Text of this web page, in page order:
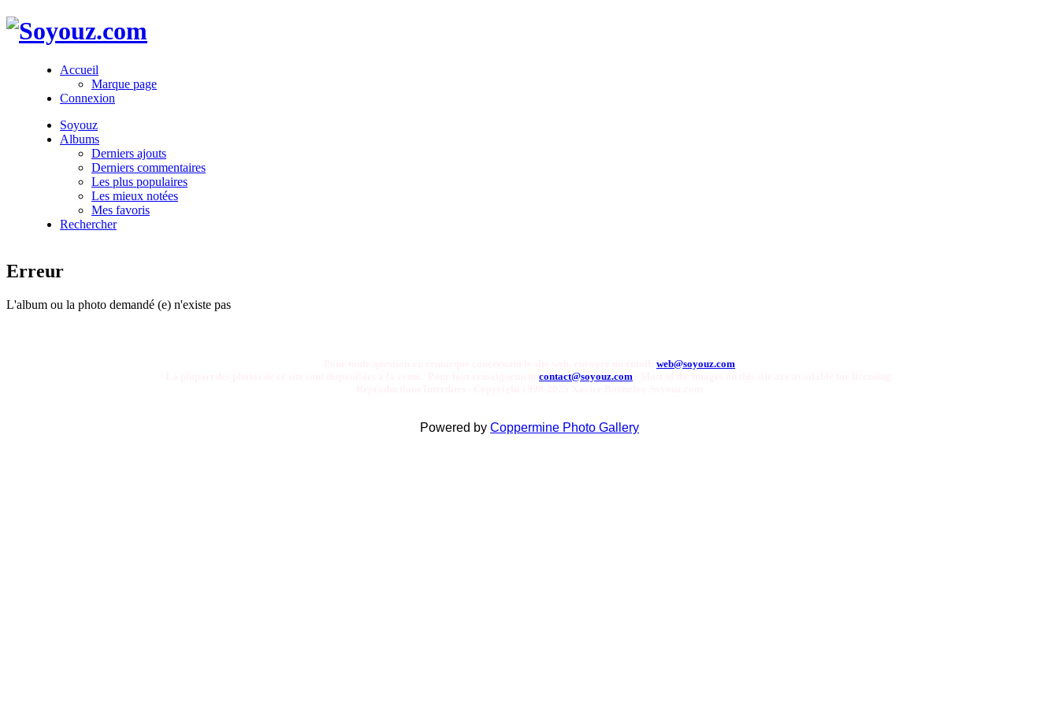
Accueil
Marque page
Connexion
Soyouz
Albums
Derniers ajouts
Derniers commentaires
Les plus populaires
Les mieux notées
Mes favoris
Rechercher
Erreur
L'album ou la photo demandé (e) n'existe pas
web@soyouz.com
contact@soyouz.com
Powered by Coppermine Photo Gallery